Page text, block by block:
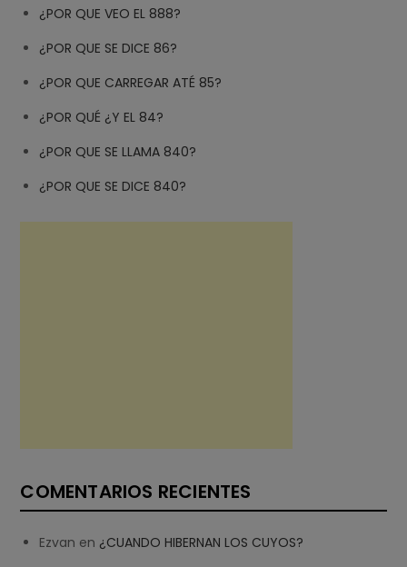
¿POR QUE VEO EL 888?
¿POR QUE SE DICE 86?
¿POR QUE CARREGAR ATÉ 85?
¿POR QUÉ ¿Y EL 84?
¿POR QUE SE LLAMA 840?
¿POR QUE SE DICE 840?
COMENTARIOS RECIENTES
Ezvan en ¿CUANDO HIBERNAN LOS CUYOS?